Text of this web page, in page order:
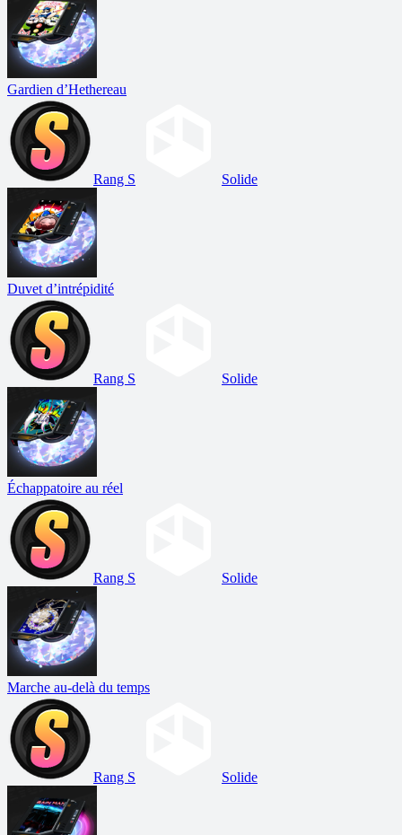
Gardien d’Hethereau
Rang S Solide
Duvet d’intrépidité
Rang S Solide
Échappatoire au réel
Rang S Solide
Marche au-delà du temps
Rang S Solide